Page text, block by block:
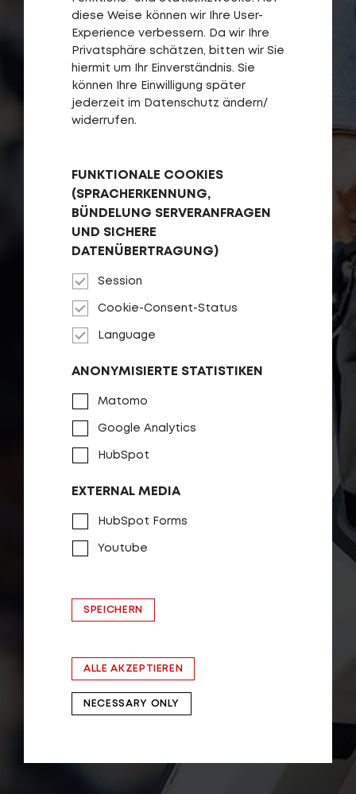
diese Weise können wir Ihre User-
Experience verbessern. Da wir Ihre
Privatsphäre schätzen, bitten wir Sie
hiermit um Ihr Einverständnis. Sie
können Ihre Einwilligung später
jederzeit im Datenschutz ändern/
widerrufen.
FUNKTIONALE COOKIES
(SPRACHERKENNUNG,
BÜNDELUNG SERVERANFRAGEN
UND SICHERE
DATENÜBERTRAGUNG)
Session
Cookie-Consent-Status
Language
ANONYMISIERTE STATISTIKEN
Matomo
Google Analytics
HubSpot
EXTERNAL MEDIA
HubSpot Forms
Youtube
SPEICHERN
ALLE AKZEPTIEREN
NECESSARY ONLY